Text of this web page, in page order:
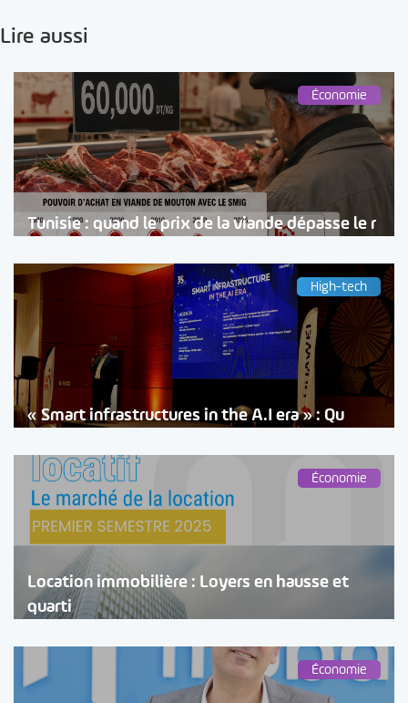
Lire aussi
Économie
Tunisie : quand le prix de la viande dépasse le r
High-tech
« Smart infrastructures in the A.I era » : Qu
Économie
Location immobilière : Loyers en hausse et
quarti
Économie